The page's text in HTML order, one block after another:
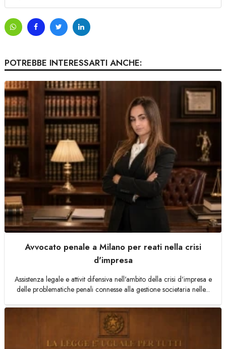
POTREBBE INTERESSARTI ANCHE:
Avvocato penale a Milano per reati nella crisi
d'impresa
Assistenza legale e attivit difensiva nell'ambito della crisi d'impresa e
delle problematiche penali connesse alla gestione societaria nelle...